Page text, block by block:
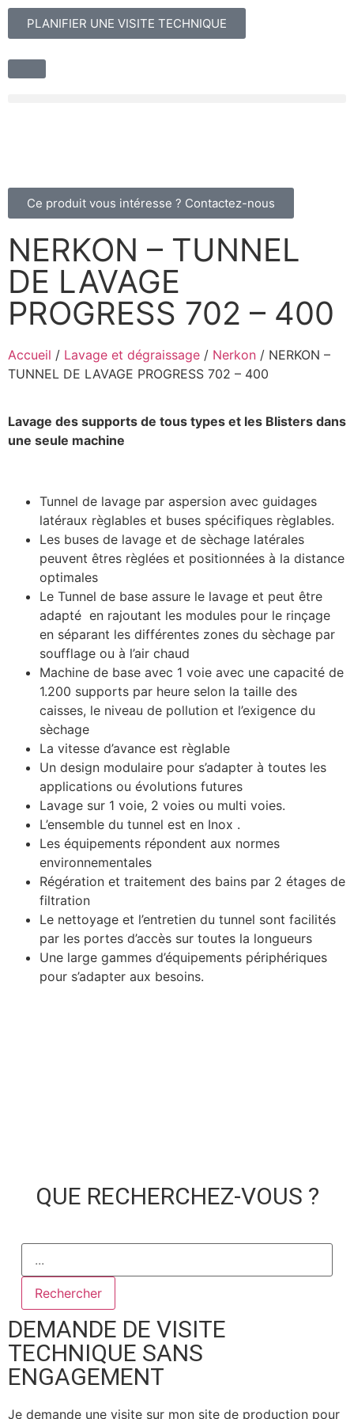
PLANIFIER UNE VISITE TECHNIQUE
Ce produit vous intéresse ? Contactez-nous
NERKON – TUNNEL
DE LAVAGE
PROGRESS 702 – 400
Accueil / Lavage et dégraissage / Nerkon / NERKON –
TUNNEL DE LAVAGE PROGRESS 702 – 400
Lavage des supports de tous types et les Blisters dans
une seule machine
Tunnel de lavage par aspersion avec guidages
latéraux règlables et buses spécifiques règlables.
Les buses de lavage et de sèchage latérales
peuvent êtres règlées et positionnées à la distance
optimales
Le Tunnel de base assure le lavage et peut être
adapté en rajoutant les modules pour le rinçage
en séparant les différentes zones du sèchage par
soufflage ou à l’air chaud
Machine de base avec 1 voie avec une capacité de
1.200 supports par heure selon la taille des
caisses, le niveau de pollution et l’exigence du
sèchage
La vitesse d’avance est règlable
Un design modulaire pour s’adapter à toutes les
applications ou évolutions futures
Lavage sur 1 voie, 2 voies ou multi voies.
L’ensemble du tunnel est en Inox .
Les équipements répondent aux normes
environnementales
Régération et traitement des bains par 2 étages de
filtration
Le nettoyage et l’entretien du tunnel sont facilités
par les portes d’accès sur toutes la longueurs
Une large gammes d’équipements périphériques
pour s’adapter aux besoins.
QUE RECHERCHEZ-VOUS ?
Rechercher
DEMANDE DE VISITE
TECHNIQUE SANS
ENGAGEMENT
Je demande une visite sur mon site de production pour